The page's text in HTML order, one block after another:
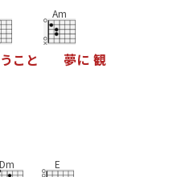
う こ と
Am
夢に 観
Dm E